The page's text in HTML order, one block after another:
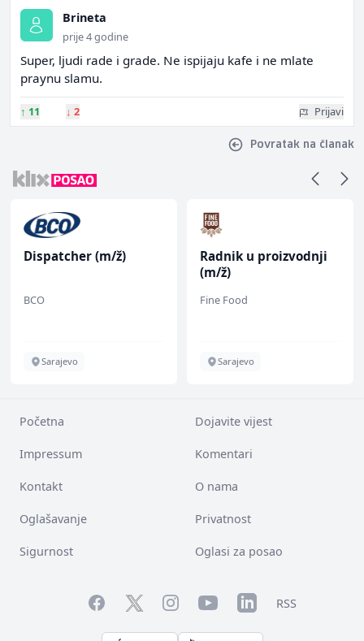
Brineta
prije 4 godine
Super, ljudi rade i grade. Ne ispijaju kafe i ne mlate
praynu slamu.
↑ 11 ↓ 2 Prijavi
Povratak na članak
Dispatcher (m/ž)
BCO
Sarajevo
Radnik u proizvodnji
(m/ž)
Fine Food
Sarajevo
Početna Dojavite vijest
Impressum Komentari
Kontakt O nama
Oglašavanje Privatnost
Sigurnost Oglasi za posao
FacebookTwitterInstagramYouTubeLinkedInRSS